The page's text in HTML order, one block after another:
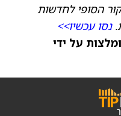
הסופי לחדשות
נסו עכשיו>>
על ידי